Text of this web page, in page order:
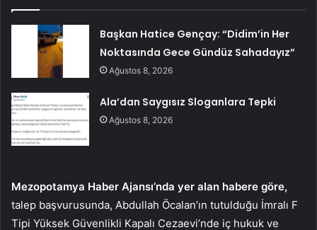
Başkan Hatice Gençay: “Didim’in Her
Noktasında Gece Gündüz Sahadayız”
Ağustos 8, 2026
Ala’dan Saygısız Sloganlara Tepki
Ağustos 8, 2026
Mezopotamya Haber Ajansı’nda yer alan habere göre,
talep başvurusunda, Abdullah Öcalan’ın tutulduğu İmralı F
Tipi Yüksek Güvenlikli Kapalı Cezaevi’nde iç hukuk ve